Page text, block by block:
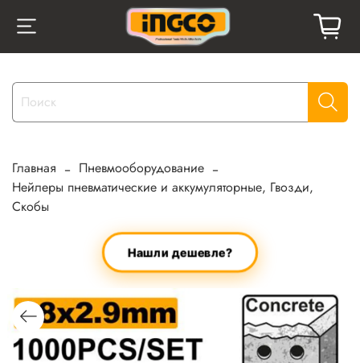
Главная
Пневмооборудование
Нейлеры пневматические и аккумуляторные, Гвозди,
Скобы
Нашли дешевле?